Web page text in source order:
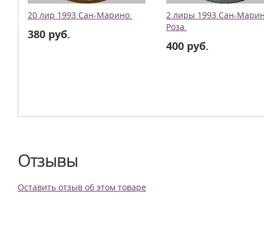
20 лир 1993 Сан-Марино.
380 руб.
2 лиры 1993 Сан-
Роза.
400 руб.
Отзывы
Оставить отзыв об этом товаре